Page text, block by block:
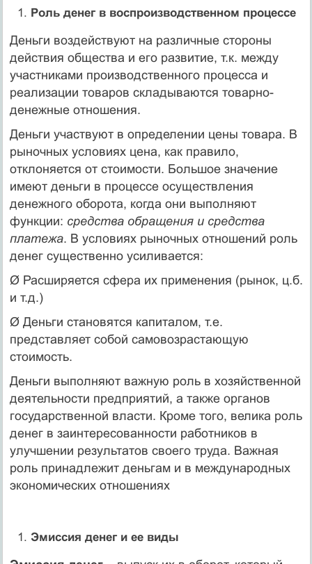
Роль денег в воспроизводственном процессе
Деньги воздействуют на различные стороны
действия общества и его развитие, т.к. между
участниками производственного процесса и
реализации товаров складываются товарно-
денежные отношения.
Деньги участвуют в определении цены товара. В
рыночных условиях цена, как правило,
отклоняется от стоимости. Большое значение
имеют деньги в процессе осуществления
денежного оборота, когда они выполняют
функции: средства обращения и средства
платежа. В условиях рыночных отношений роль
денег существенно усиливается:
Ø Расширяется сфера их применения (рынок, ц.б.
и т.д.)
Ø Деньги становятся капиталом, т.е.
представляет собой самовозрастающую
стоимость.
Деньги выполняют важную роль в хозяйственной
деятельности предприятий, а также органов
государственной власти. Кроме того, велика роль
денег в заинтересованности работников в
улучшении результатов своего труда. Важная
роль принадлежит деньгам и в международных
экономических отношениях
Эмиссия денег и ее виды